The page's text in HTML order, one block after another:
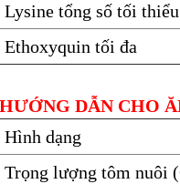
Lysine tổng số tối thiểu
Ethoxyquin tối đa
HƯỚNG DẪN CHO
Hình dạng
Trọng lượng tôm nuôi